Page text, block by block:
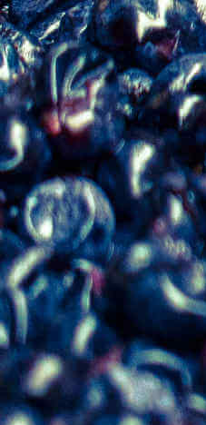
Type de sol: Coteaux
calcaires exposés au
Densité de
hectare
Cépage: Merlot
Taille: Deux lattes à
Vendanges:
sur table vibrante
Sélection parcellaire
Fermentation: En
thermorégulées à